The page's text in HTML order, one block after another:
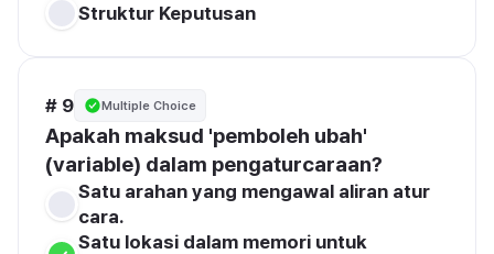
Struktur Keputusan
# 9 Multiple Choice
Apakah maksud 'pemboleh ubah'
(variable) dalam pengaturcaraan?
Satu arahan yang mengawal aliran atur
cara.
Satu lokasi dalam memori untuk